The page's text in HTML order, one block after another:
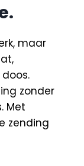
maar
zonder
Met
zending